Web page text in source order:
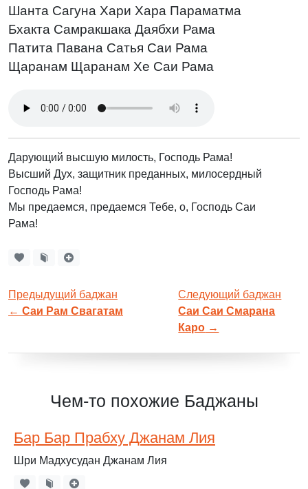
Шанта Сагуна Хари Хара Параматма
Бхакта Самракшака Даябхи Рама
Патита Павана Сатья Саи Рама
Щаранам Щаранам Хе Саи Рама
Дарующий высшую милость, Господь Рама!
Высший Дух, защитник преданных, милосердный
Господь Рама!
Мы предаемся, предаемся Тебе, о, Господь Саи
Рама!
Предыдущий баджан
← Саи Рам Свагатам
Следующий баджан
Саи Саи Смарана
Каро →
Чем-то похожие Баджаны
Бар Бар Прабху Джанам Лия
Шри Мадхусудан Джанам Лия